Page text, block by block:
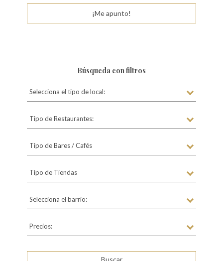
¡Me apunto!
Búsqueda con filtros
Selecciona el tipo de local:
Tipo de Restaurantes:
Tipo de Bares / Cafés
Tipo de Tiendas
Selecciona el barrio:
Precios: